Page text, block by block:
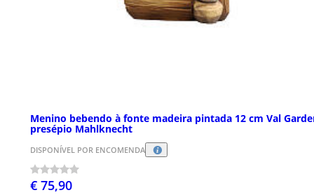
Menino bebendo à fonte madeira pintada 12 cm Val
presépio Mahlknecht
DISPONÍVEL POR ENCOMENDA
€ 75,90